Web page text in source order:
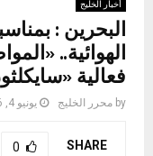
أخبار الخليج
البحرين :
الهوائية..
فعالية
by محرر الخليج يونيو 4, 2026
SHARE
0